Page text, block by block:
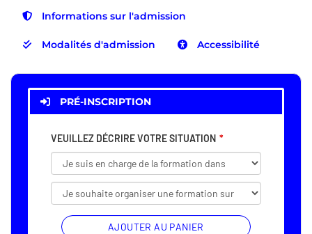
Informations sur l'admission
Modalités d'admission Accessibilité
PRÉ-INSCRIPTION
VEUILLEZ DÉCRIRE VOTRE SITUATION
AJOUTER AU PANIER